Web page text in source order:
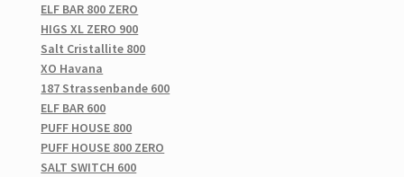
ELF BAR 800 ZERO
HIGS XL ZERO 900
Salt Cristallite 800
XO Havana
187 Strassenbande 600
ELF BAR 600
PUFF HOUSE 800
PUFF HOUSE 800 ZERO
SALT SWITCH 600